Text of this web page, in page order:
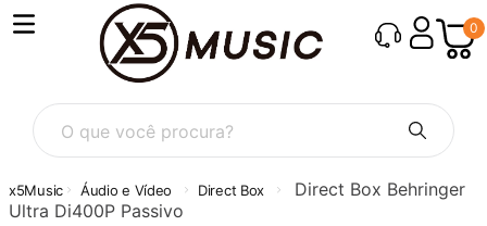
0
O que você procura?
Áudio e Vídeo Direct Box
Direct Box Behringer
Ultra Di400P Passivo